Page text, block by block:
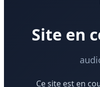
Site en
Ce site est en